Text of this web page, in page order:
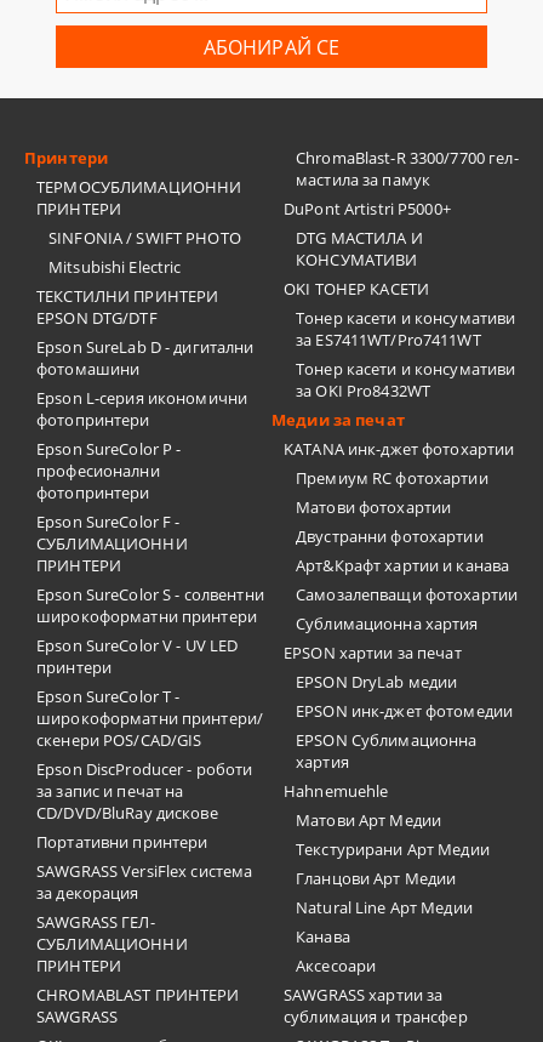
Принтери
ТЕРМОСУБЛИМАЦИОННИ
ПРИНТЕРИ
SINFONIA / SWIFT PHOTO
Mitsubishi Electric
ТЕКСТИЛНИ ПРИНТЕРИ
EPSON DTG/DTF
Epson SureLab D - дигитални
фотомашини
Epson L-серия икономични
фотопринтери
Epson SureColor P -
професионални
фотопринтери
Epson SureColor F -
СУБЛИМАЦИОННИ
ПРИНТЕРИ
Epson SureColor S - солвентни
широкоформатни принтери
Epson SureColor V - UV LED
принтери
Epson SureColor T -
широкоформатни принтери/
скенери POS/CAD/GIS
Epson DiscProducer - роботи
за запис и печат на
CD/DVD/BluRay дискове
Портативни принтери
SAWGRASS VersiFlex система
за декорация
SAWGRASS ГЕЛ-
СУБЛИМАЦИОННИ
ПРИНТЕРИ
CHROMABLAST ПРИНТЕРИ
SAWGRASS
ChromaBlast-R 3300/7700 гел-
мастила за памук
DuPont Artistri P5000+
DTG МАСТИЛА И
КОНСУМАТИВИ
OKI ТОНЕР КАСЕТИ
Тонер касети и консумативи
за ES7411WT/Pro7411WT
Тонер касети и консумативи
за OKI Pro8432WT
Медии за печат
KATANA инк-джет фотохартии
Премиум RC фотохартии
Матови фотохартии
Двустранни фотохартии
Арт&Крафт хартии и канава
Самозалепващи фотохартии
Сублимационна хартия
EPSON хартии за печат
EPSON DryLab медии
EPSON инк-джет фотомедии
EPSON Сублимационна
хартия
Hahnemuehle
Матови Арт Медии
Текстурирани Арт Медии
Гланцови Арт Медии
Natural Line Арт Медии
Канава
Аксесоари
SAWGRASS хартии за
сублимация и трансфер